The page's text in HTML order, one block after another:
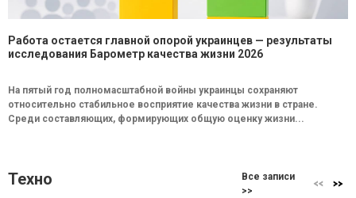
Работа остается главной опорой украинцев — результаты
исследования Барометр качества жизни 2026
На пятый год полномасштабной войны украинцы сохраняют
относительно стабильное восприятие качества жизни в стране.
Среди составляющих, формирующих общую оценку жизни...
Техно
Все записи
>>